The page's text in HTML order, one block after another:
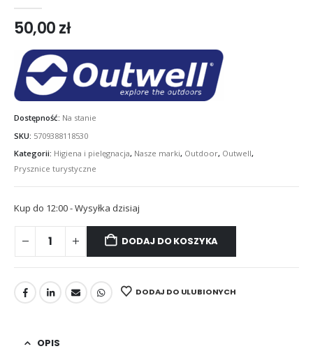
50,00zł
Dostępność: Na stanie
SKU: 5709388118530
Kategorii: Higiena i pielęgnacja, Nasze marki, Outdoor, Outwell,
Prysznice turystyczne
Kup do 12:00 - Wysyłka dzisiaj
DODAJ DO KOSZYKA
DODAJ DO ULUBIONYCH
OPIS